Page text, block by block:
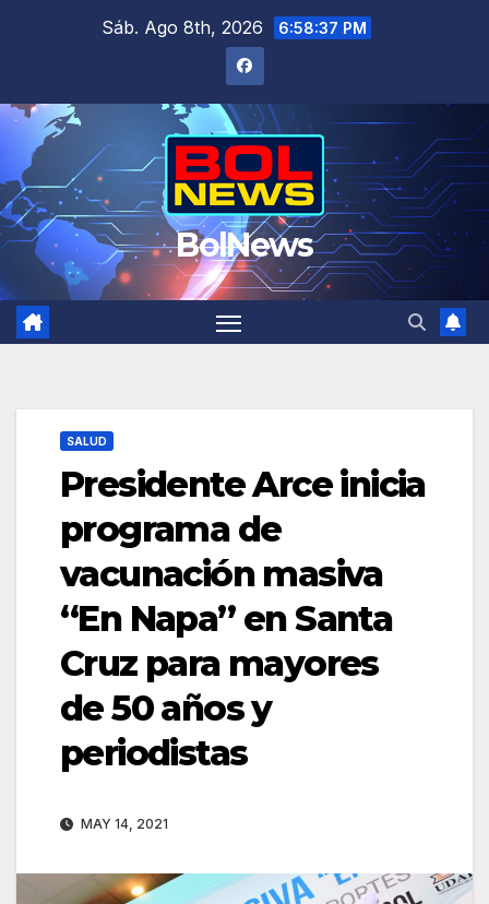
Sáb. Ago 8th, 2026 6:58:38 PM
BolNews
SALUD
Presidente Arce inicia
programa de
vacunación masiva
“En Napa” en Santa
Cruz para mayores
de 50 años y
periodistas
MAY 14, 2021